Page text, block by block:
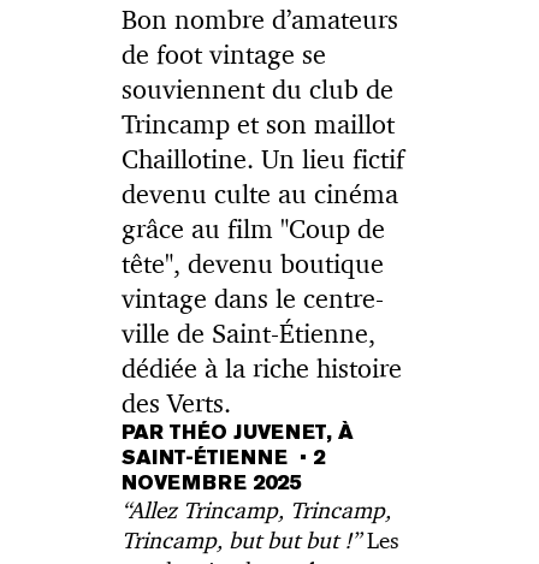
Bon nombre d’amateurs
de foot vintage se
souviennent du club de
Trincamp et son maillot
Chaillotine. Un lieu fictif
devenu culte au cinéma
grâce au film "Coup de
tête", devenu boutique
vintage dans le centre-
ville de Saint-Étienne,
dédiée à la riche histoire
des Verts.
PAR THÉO JUVENET, À
SAINT-ÉTIENNE • 2
NOVEMBRE 2025
“Allez Trincamp, Trincamp,
Trincamp, but but but !”Les